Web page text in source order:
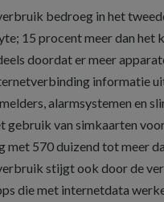
bedroeg in het
15 procent meer dan het
doordat er meer
informatie
alarmsystemen en
gebruik van simkaarten
met 570 duizend tot meer
stijgt ook door de
die met internetdata